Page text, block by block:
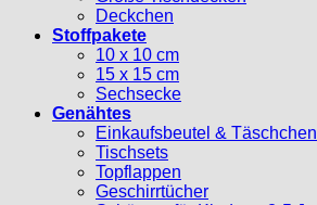
Deckchen
Stoffpakete
10 x 10 cm
15 x 15 cm
Sechsecke
Genähtes
Einkaufsbeutel & Täschchen
Tischsets
Topflappen
Geschirrtücher